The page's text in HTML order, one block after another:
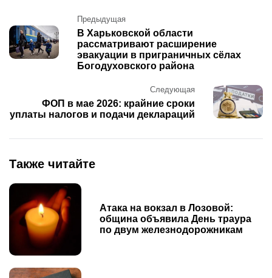
navigation
Предыдущая
В Харьковской области
рассматривают расширение
эвакуации в приграничных сёлах
Богодуховского района
Следующая
ФОП в мае 2026: крайние сроки
уплаты налогов и подачи деклараций
Также читайте
Атака на вокзал в Лозовой:
община объявила День траура
по двум железнодорожникам